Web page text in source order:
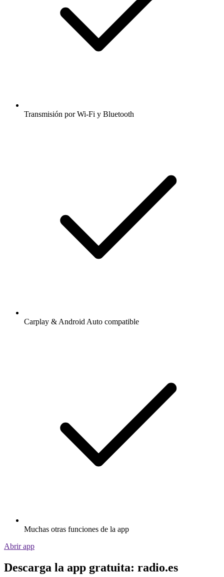
Transmisión por Wi-Fi y Bluetooth
Carplay & Android Auto compatible
Muchas otras funciones de la app
Abrir app
Descarga la app gratuita: radio.es